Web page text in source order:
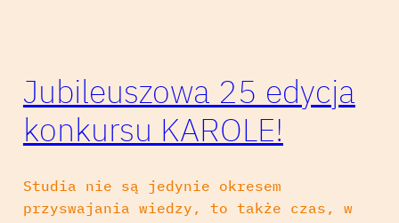
Jubileuszowa 25 edycja
konkursu KAROLE!
Studia nie są jedynie okresem
przyswajania wiedzy, to także czas, w